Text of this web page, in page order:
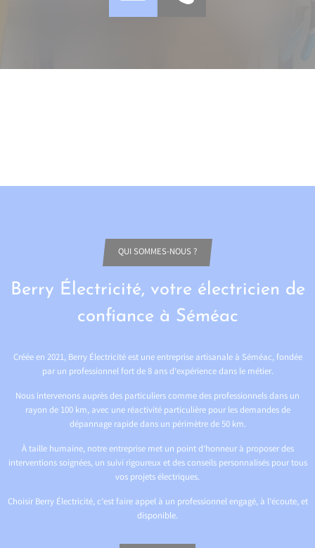
QUI SOMMES-NOUS ?
Berry Électricité, votre électricien de
confiance à Séméac
Créée en 2021, Berry Électricité est une entreprise artisanale à Séméac, fondée
par un professionnel fort de 8 ans d’expérience dans le métier.
Nous intervenons auprès des particuliers comme des professionnels dans un
rayon de 100 km, avec une réactivité particulière pour les demandes de
dépannage rapide dans un périmètre de 50 km.
À taille humaine, notre entreprise met un point d’honneur à proposer des
interventions soignées, un suivi rigoureux et des conseils personnalisés pour tous
vos projets électriques.
Choisir Berry Électricité, c’est faire appel à un professionnel engagé, à l’écoute, et
disponible.